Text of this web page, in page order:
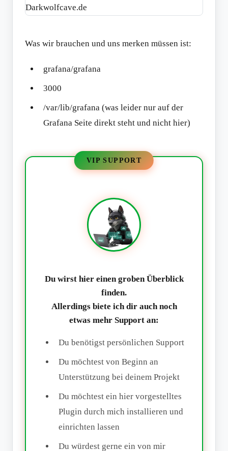
Was wir brauchen und uns merken müssen ist:
grafana/grafana
3000
/var/lib/grafana (was leider nur auf der
Grafana Seite direkt steht und nicht hier)
VIP SUPPORT
Du wirst hier einen groben Überblick
finden.
Allerdings biete ich dir auch noch
etwas mehr Support an:
Du benötigst persönlichen Support
Du möchtest von Beginn an
Unterstützung bei deinem Projekt
Du möchtest ein hier vorgestelltes
Plugin durch mich installieren und
einrichten lassen
Du würdest gerne ein von mir